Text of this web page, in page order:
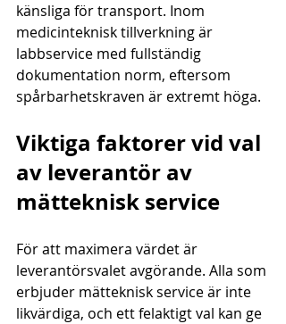
känsliga för transport. Inom
medicinteknisk tillverkning är
labbservice med fullständig
dokumentation norm, eftersom
spårbarhetskraven är extremt höga.
Viktiga faktorer vid val
av leverantör av
mätteknisk service
För att maximera värdet är
leverantörsvalet avgörande. Alla som
erbjuder mätteknisk service är inte
likvärdiga, och ett felaktigt val kan ge